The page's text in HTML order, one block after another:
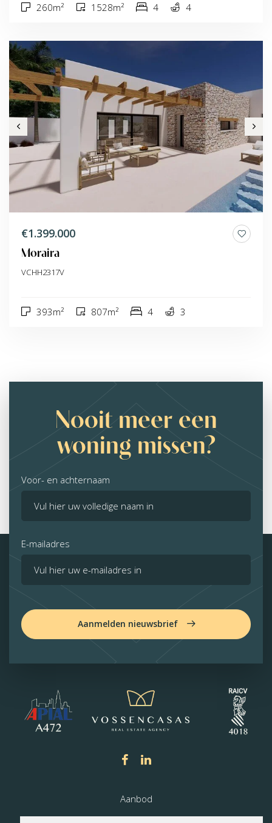
260m² 1528m² 4 4
€1.399.000
Moraira
VCHH2317V
393m² 807m² 4 3
Nooit meer een
woning missen?
Voor- en achternaam
E-mailadres
Aanmelden nieuwsbrief
Aanbod